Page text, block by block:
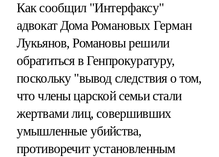
Как сообщил "Интерфаксу"
адвокат Дома Романовых Герман
Лукьянов, Романовы решили
обратиться в Генпрокуратуру,
поскольку "вывод следствия о том,
что члены царской семьи стали
жертвами лиц, совершивших
умышленные убийства,
противоречит установленным